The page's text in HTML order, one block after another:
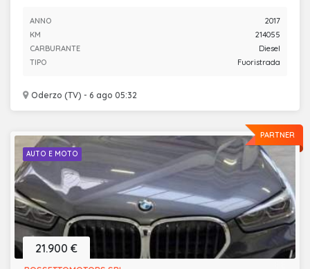
Oderzo (TV) - 6 ago 05:32
ANNO
2017
KM
214055
CARBURANTE
Diesel
TIPO
Fuoristrada
PARTNER
AUTO E MOTO
21.900 €